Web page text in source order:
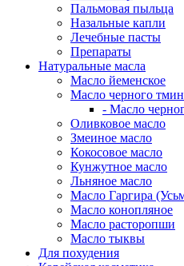
Пальмовая пыльца
Назальные капли
Лечебные пасты
Препараты
Натуральные масла
Масло йеменское
Масло черного
- Масло
Оливковое масло
Змеиное масло
Кокосовое масло
Кунжутное масло
Льняное масло
Масло Гаргира
Масло конопляное
Масло расторопши
Масло тыквы
Для похудения